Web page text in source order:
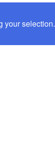
your selection.